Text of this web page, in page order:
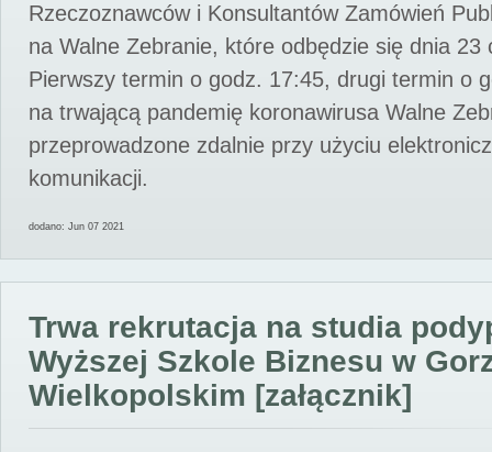
Rzeczoznawców i Konsultantów Zamówień
na Walne Zebranie, które odbędzie się dnia 23
Pierwszy termin o godz. 17:45, drugi termin o
na trwającą pandemię koronawirusa Walne
przeprowadzone zdalnie przy użyciu
komunikacji.
dodano: Jun 07 2021
Trwa rekrutacja na studia
Wyższej Szkole Biznesu w
Wielkopolskim [załącznik]